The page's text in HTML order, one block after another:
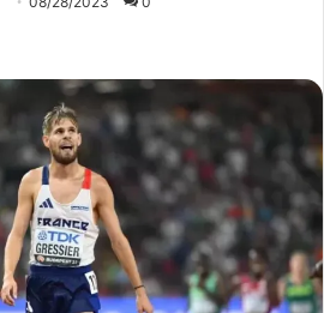
o
c